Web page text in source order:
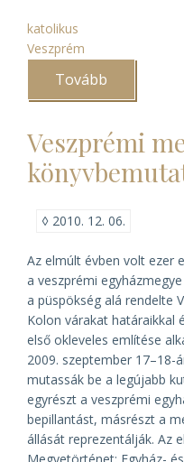
katolikus
Veszprém
Tovább
József
Veszprémi
◊ 2010. 12. 06.
Az elmúlt évben volt ezer
a veszprémi
a püspökség alá rendelte
Kolon várakat határaikkal
első okleveles említése
2009. szeptember 17–18-
mutassák be a legújabb
egyrészt a veszprémi
bepillantást, másrészt a
állását reprezentálják. Az